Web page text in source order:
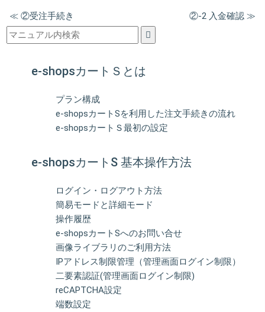
≪ ②受注手続き ②-2 入金確認 ≫
e-shopsカートＳとは
プラン構成
e-shopsカートSを利用した注文手続きの流れ
e-shopsカートＳ最初の設定
e-shopsカートS 基本操作方法
ログイン・ログアウト方法
簡易モードと詳細モード
操作履歴
e-shopsカートSへのお問い合せ
画像ライブラリのご利用方法
IPアドレス制限管理（管理画面ログイン制限）
二要素認証(管理画面ログイン制限)
reCAPTCHA設定
端数設定